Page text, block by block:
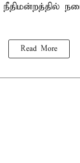
நீதிமன்றத்தில்
Read More